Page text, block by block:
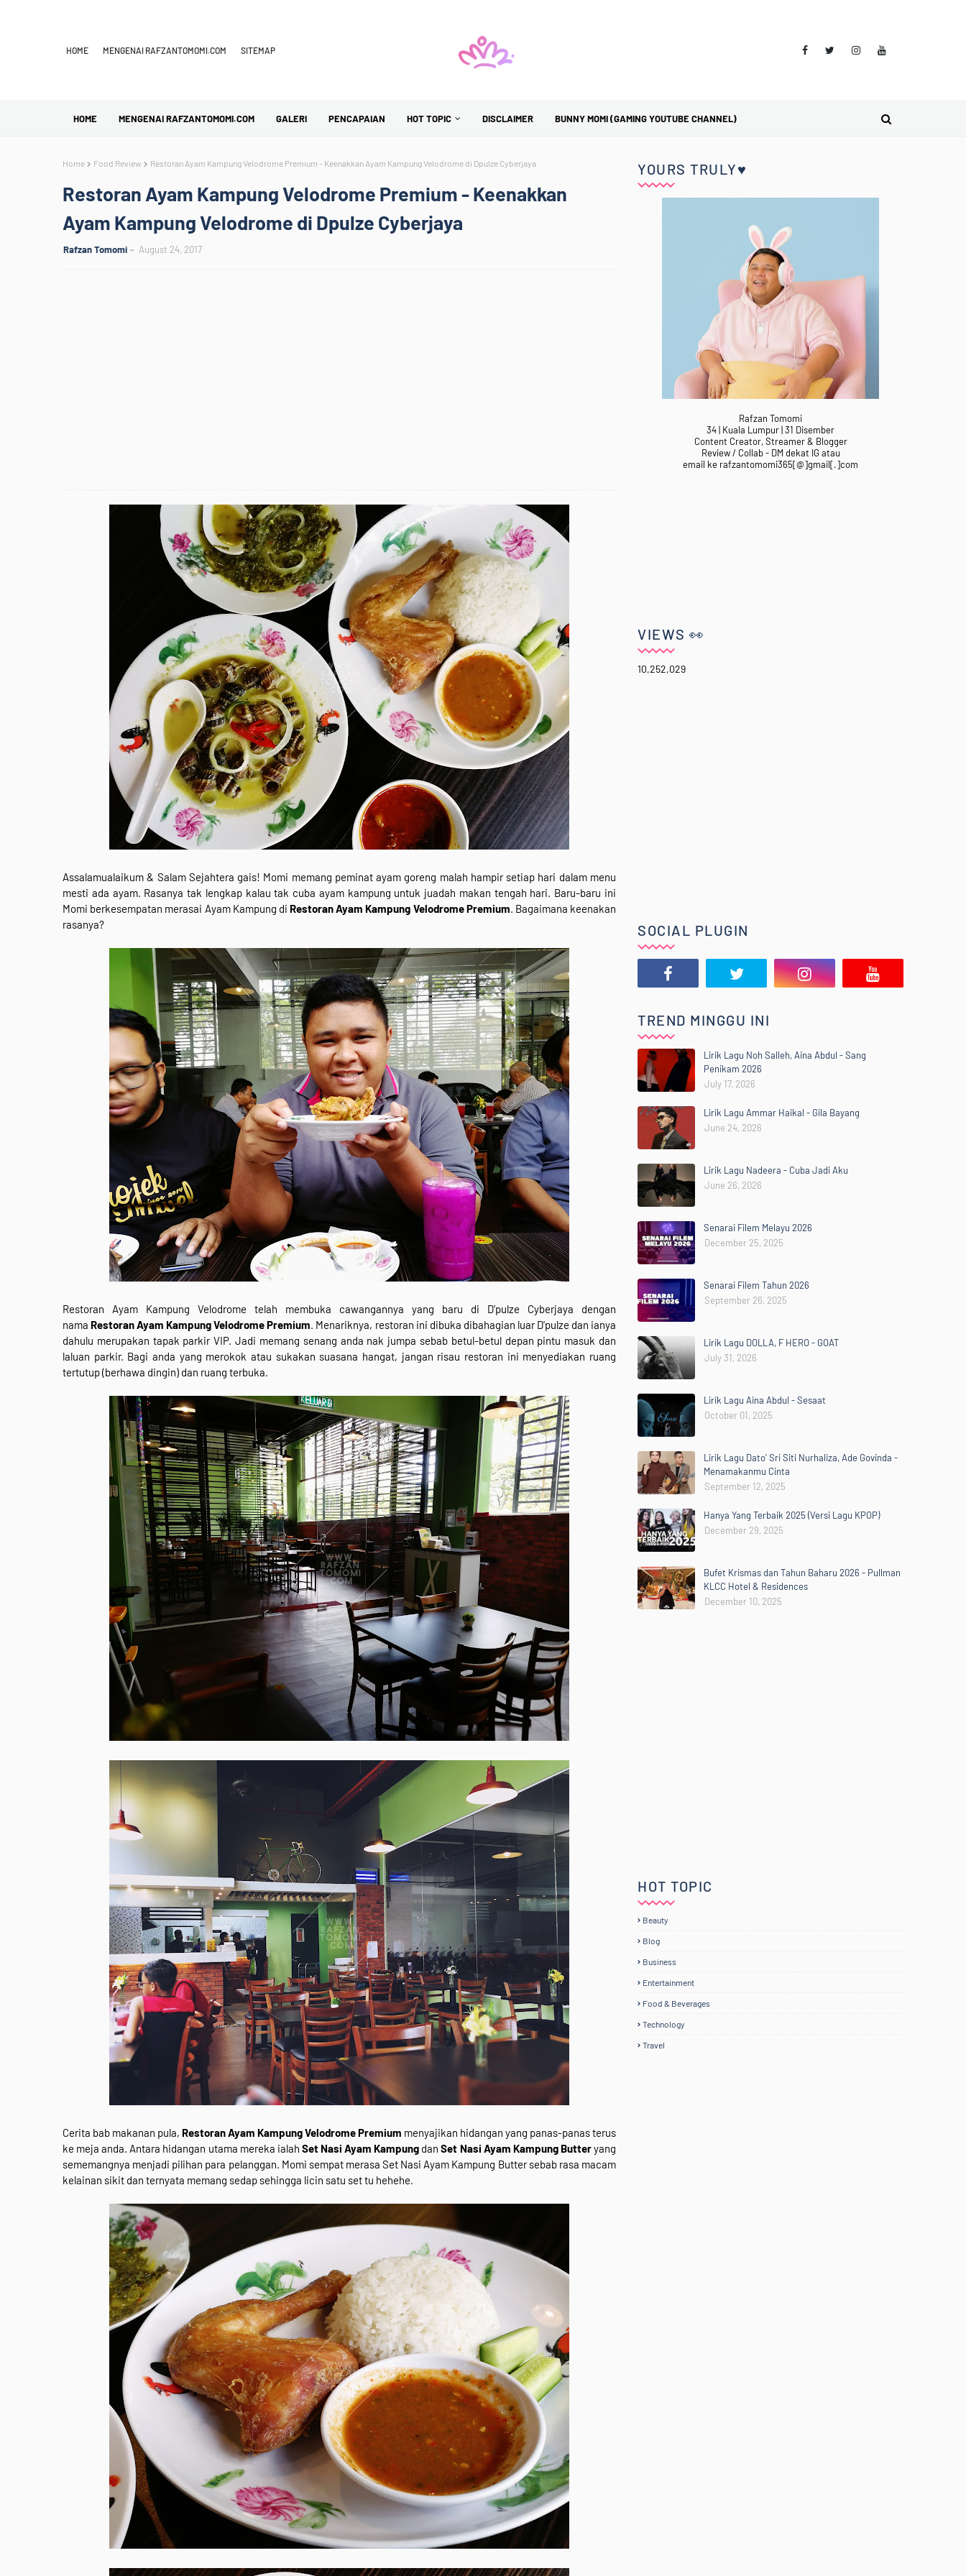
HOME MENGENAI RAFZANTOMOMI.COM SITEMAP
HOME MENGENAI RAFZANTOMOMI.COM GALERI PENCAPAIAN HOT TOPIC DISCLAIMER BUNNY MOMI (GAMING YOUTUBE CHANNEL)
Home Food Review Restoran Ayam Kampung Velodrome Premium - Keenakkan Ayam Kampung Velodrome di Dpulze Cyberjaya
Restoran Ayam Kampung Velodrome Premium - Keenakkan
Ayam Kampung Velodrome di Dpulze Cyberjaya
Rafzan Tomomi August 24, 2017
Assalamualaikum & Salam Sejahtera gais! Momi memang peminat ayam goreng malah hampir setiap hari dalam menu
mesti ada ayam. Rasanya tak lengkap kalau tak cuba ayam kampung untuk juadah makan tengah hari. Baru-baru ini
Momi berkesempatan merasai Ayam Kampung di Restoran Ayam Kampung Velodrome Premium. Bagaimana keenakan
rasanya?
Restoran Ayam Kampung Velodrome telah membuka cawangannya yang baru di D'pulze Cyberjaya dengan
nama Restoran Ayam Kampung Velodrome Premium. Menariknya, restoran ini dibuka dibahagian luar D'pulze dan ianya
dahulu merupakan tapak parkir VIP. Jadi memang senang anda nak jumpa sebab betul-betul depan pintu masuk dan
laluan parkir. Bagi anda yang merokok atau sukakan suasana hangat, jangan risau restoran ini menyediakan ruang
tertutup (berhawa dingin) dan ruang terbuka.
Cerita bab makanan pula, Restoran Ayam Kampung Velodrome Premium menyajikan hidangan yang panas-panas terus
ke meja anda. Antara hidangan utama mereka ialah Set Nasi Ayam Kampung danSet Nasi Ayam Kampung Butteryang
sememangnya menjadi pilihan para pelanggan. Momi sempat merasa Set Nasi Ayam Kampung Butter sebab rasa macam
kelainan sikit dan ternyata memang sedap sehingga licin satu set tu hehehe.
YOURS TRULY♥
Rafzan Tomomi
34 | Kuala Lumpur | 31 Disember
Content Creator, Streamer & Blogger
Review / Collab - DM dekat IG atau
email ke rafzantomomi365[@]gmail[.]com
VIEWS 👀
10,252,029
SOCIAL PLUGIN
TREND MINGGU INI
Lirik Lagu Noh Salleh, Aina Abdul - Sang
Penikam 2026
July 17, 2026
Lirik Lagu Ammar Haikal - Gila Bayang
June 24, 2026
Lirik Lagu Nadeera - Cuba Jadi Aku
June 26, 2026
Senarai Filem Melayu 2026
December 25, 2025
Senarai Filem Tahun 2026
September 26, 2025
Lirik Lagu DOLLA, F HERO - GOAT
July 31, 2026
Lirik Lagu Aina Abdul - Sesaat
October 01, 2025
Lirik Lagu Dato' Sri Siti Nurhaliza, Ade Govinda -
Menamakanmu Cinta
September 12, 2025
Hanya Yang Terbaik 2025 (Versi Lagu KPOP)
December 29, 2025
Bufet Krismas dan Tahun Baharu 2026 - Pullman
KLCC Hotel & Residences
December 10, 2025
HOT TOPIC
Beauty
Blog
Business
Entertainment
Food & Beverages
Technology
Travel